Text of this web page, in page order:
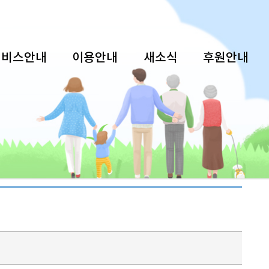
스안내 이용안내 새소식 후원안내